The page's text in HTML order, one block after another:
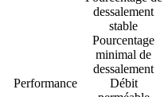
Performance
dessalement
stable
Pourcentage
minimal de
dessalement
Débit